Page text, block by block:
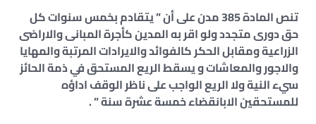
تنص المادة 385 مدن على أن ” يتقادم بخمس سنوات كل
حق دورى متجدد ولو اقر به المدين كأجرة المبانى والاراضى
الزراعية ومقابل الحكر كالفوائد والايرادات المرتبة والمهايا
والاجور والمعاشات و يسقط الريع المستحق في ذمة الحائز
سيء النية ولا الريع الواجب على ناظر الوقف اداؤه
للمستحقين الابانقضاء خمسة عشرة سنة ” .